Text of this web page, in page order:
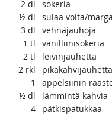
2 dl
sokeria
½ dl
sulaa voita/
3 dl
vehnäjauhoja
1 tl
vanilliinisokeria
2 tl
leivinjauhetta
2 rkl
pikakahvijauhetta
1
appelsiinin
½ dl
lämmintä kahvia
4
pätkispatukkaa